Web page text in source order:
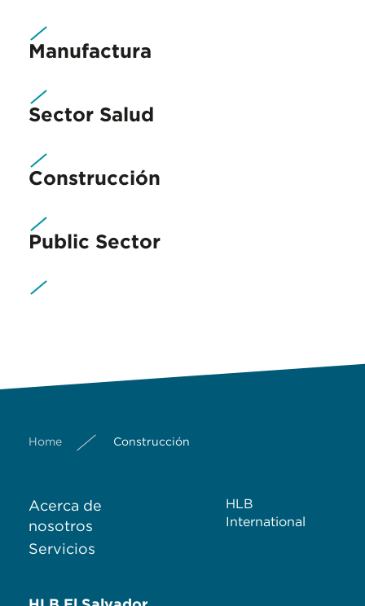
Manufactura
Sector Salud
Construcción
Public Sector
Home Construcción
Acerca de
nosotros
Servicios
HLB
International